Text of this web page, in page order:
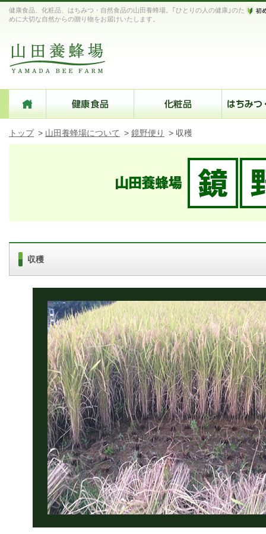
健康食品、化粧品、はちみつ・自然食品の山田養蜂場。｢ひとりの人の健康｣のた
めに大切な自然からの贈り物をお届けいたします。
トップ > 山田養蜂場について > 鏡野便り > 収穫
収穫